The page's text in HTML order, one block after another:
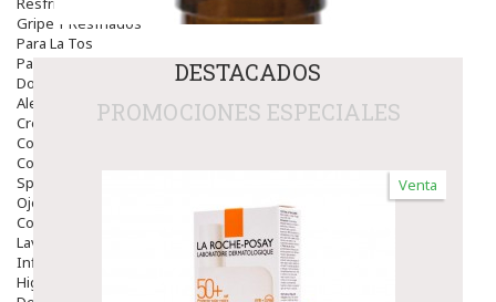
Gripe Y Resfriados
Para La Tos
Para Descongestionar La Nariz
Dolor De Garganta
Alergias Y Picaduras
Cremas
Comprimidos
Colirios
Sprays
Ojos Y Oidos
Congestión
Lavado Ojos
Inflamación Del Oido (otitis)
Higiene Oido
DESTACADOS
PROMOCIONES ESPECIALES
Venta